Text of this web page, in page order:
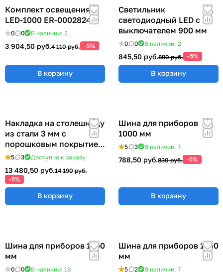
Комплект освещения
LED-1000 ER-00028248
0 0 В наличии: 2
3 904,50 руб.4 110 руб. -5%
В корзину
Светильник
светодиодный LED с
выключателем 900 мм
0 0 В наличии: 2
845,50 руб.890 руб. -5%
В корзину
Накладка на столешницу
из стали 3 мм с
порошковым покрытием
(ширина 1830 мм) ER-
5 3 Доступно к заказу
13 480,50 руб.14 190 руб.
-5%
В корзину
Шина для приборов
1000 мм
5 3 В наличии: 7
788,50 руб.830 руб. -5%
В корзину
Шина для приборов 1200
мм
0 0 В наличии: 18
Шина для приборов 1500
мм
5 2 В наличии: 7